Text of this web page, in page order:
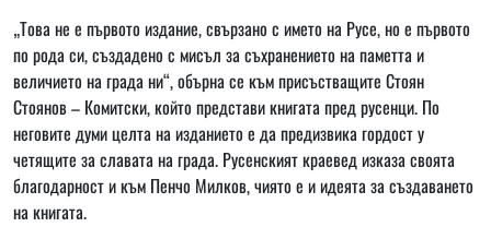
„Това не е първото издание, свързано с името на Русе, но е първото
по рода си, създадено с мисъл за съхранението на паметта и
величието на града ни“, обърна се към присъстващите Стоян
Стоянов – Комитски, който представи книгата пред русенци. По
неговите думи целта на изданието е да предизвика гордост у
четящите за славата на града. Русенският краевед изказа своята
благодарност и към Пенчо Милков, чиято е и идеята за създаването
на книгата.